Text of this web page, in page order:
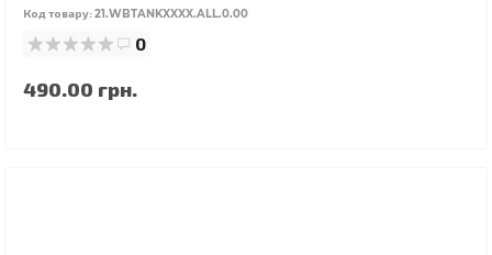
Код товару:21.WBTANKXXXX.ALL.0.00
0
490.00 грн.